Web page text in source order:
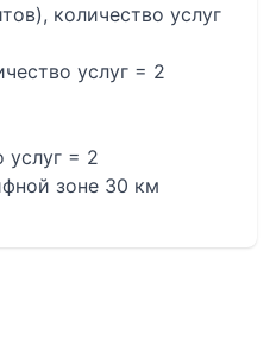
количество услуг
услуг = 2
услуг = 2
зоне 30 км